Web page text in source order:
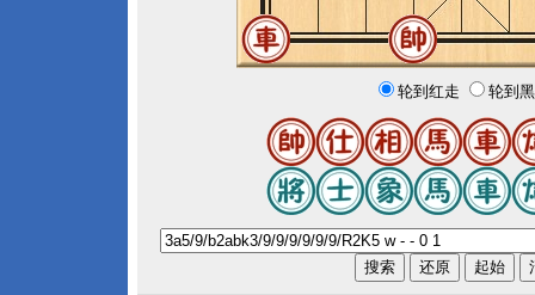
轮到红走 轮到